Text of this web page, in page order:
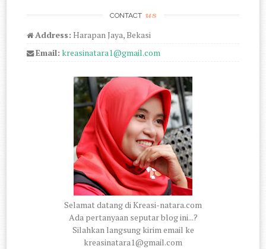
CONTACT us
Address: Harapan Jaya, Bekasi
Email: kreasinatara1@gmail.com
Selamat datang di Kreasi-natara.com
Ada pertanyaan seputar blog ini...?
Silahkan langsung kirim email ke
kreasinatara1@gmail.com